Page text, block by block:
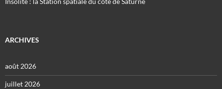
ARCHIVES
août 2026
juillet 2026